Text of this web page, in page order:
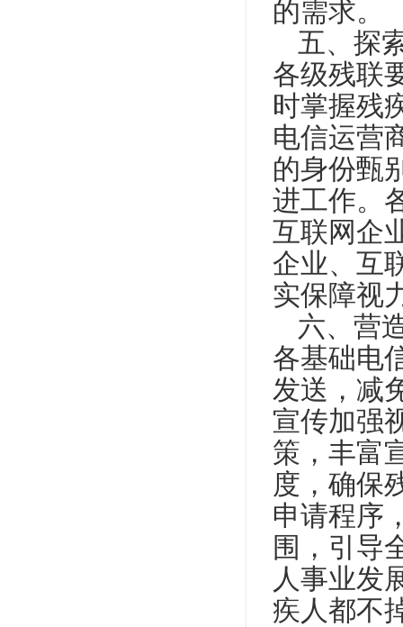
的需求。
五、探
各级残联
时掌握残
电信运营
的身份甄
进工作。
互联网企
企业、互
实保障视
六、营
各基础电
发送，减
宣传加强
策，丰富
度，确保
申请程序
围，引导
人事业发
疾人都不